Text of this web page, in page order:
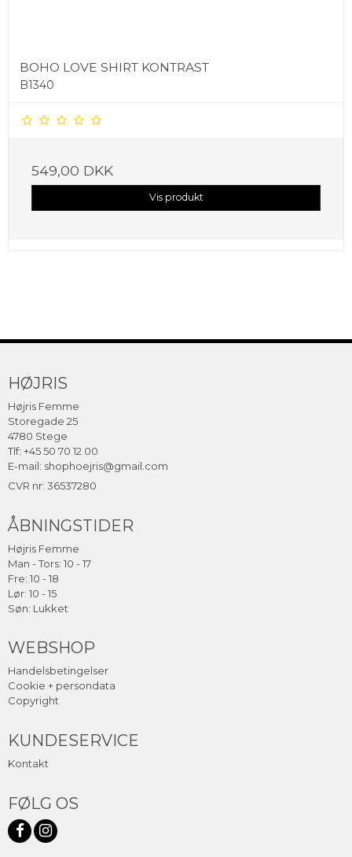
BOHO LOVE SHIRT KONTRAST
B1340
549,00 DKK
Vis produkt
HØJRIS
Højris Femme
Storegade 25
4780 Stege
Tlf: +45 50 70 12 00
E-mail: shophoejris@gmail.com
CVR nr: 36537280
ÅBNINGSTIDER
Højris Femme
Man - Tors: 10 - 17
Fre: 10 - 18
Lør: 10 - 15
Søn: Lukket
WEBSHOP
Handelsbetingelser
Cookie + persondata
Copyright
KUNDESERVICE
Kontakt
FØLG OS